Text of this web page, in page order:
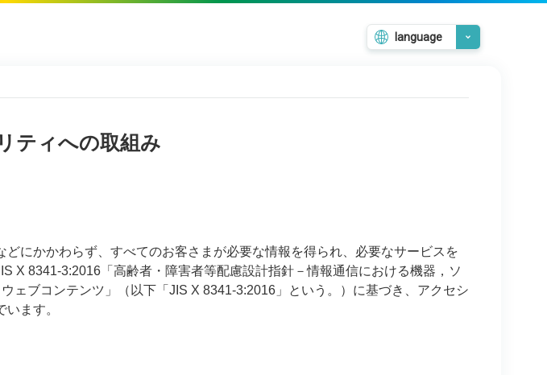
language
ティへの取組み
どにかかわらず、すべてのお客さまが必要な情報を得られ、必要なサービスを
X 8341-3:2016「高齢者・障害者等配慮設計指針－情報通信における機器，ソ
ェブコンテンツ」（以下「JIS X 8341-3:2016」という。）に基づき、アクセシ
ます。